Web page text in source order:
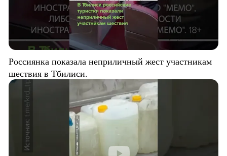
Россиянка показала неприличный жест участникам
шествия в Тбилиси.